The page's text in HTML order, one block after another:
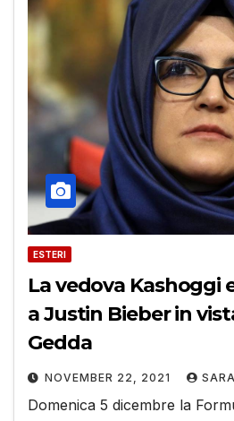
ESTERI
La vedova Kashoggi
a Justin Bieber in
Gedda
NOVEMBER 22, 2021
Domenica 5 dicembre la